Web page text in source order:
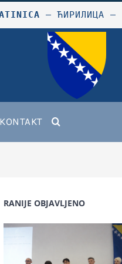
–ЋИРИЛИЦА –
KONTAKT
RANIJE OBJAVLJENO